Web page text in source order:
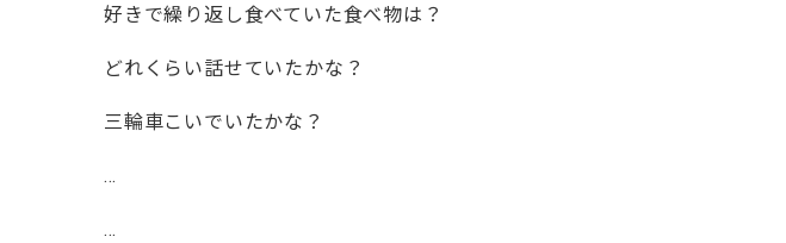
好きで繰り返し食べていた食べ物は？
どれくらい話せていたかな？
三輪車こいでいたかな？
…
…